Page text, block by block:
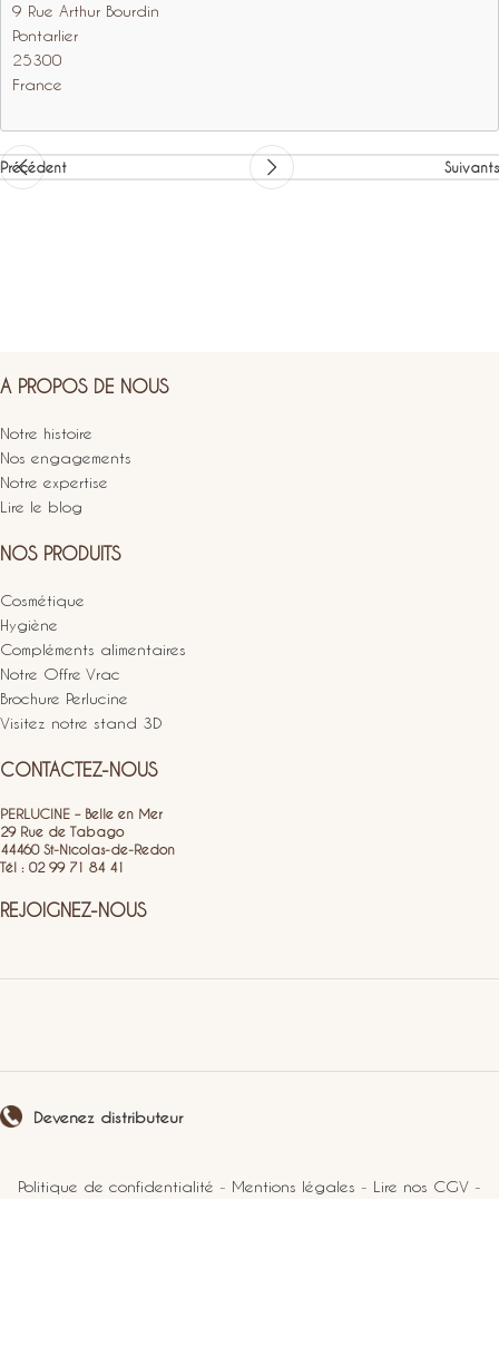
9 Rue Arthur Bourdin
Pontarlier
25300
France
Précédent Suivants
A PROPOS DE NOUS
Notre histoire
Nos engagements
Notre expertise
Lire le blog
NOS PRODUITS
Cosmétique
Hygiène
Compléments alimentaires
Notre Offre Vrac
Brochure Perlucine
Visitez notre stand 3D
CONTACTEZ-NOUS
PERLUCINE – Belle en Mer
29 Rue de Tabago
44460 St-Nicolas-de-Redon
Tél : 02 99 71 84 41
REJOIGNEZ-NOUS
Devenez distributeur
Politique de confidentialité - Mentions légales - Lire nos CGV -